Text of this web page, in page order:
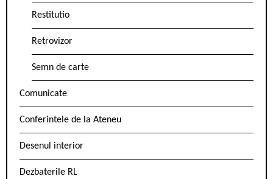
Restitutio
Retrovizor
Semn de carte
Comunicate
Conferintele de la Ateneu
Desenul interior
Dezbaterile RL